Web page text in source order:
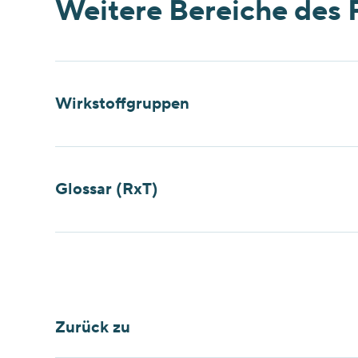
Weitere Bereiche des
Wirkstoffgruppen
Glossar (RxT)
Zurück zu